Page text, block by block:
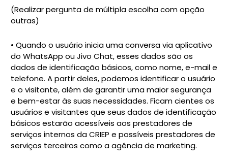
(Realizar pergunta de múltipla escolha com opção
outras)
• Quando o usuário inicia uma conversa via aplicativo
do WhatsApp ou Jivo Chat, esses dados são os
dados de identificação básicos, como nome, e-mail e
telefone. A partir deles, podemos identificar o usuário
e o visitante, além de garantir uma maior segurança
e bem-estar às suas necessidades. Ficam cientes os
usuários e visitantes que seus dados de identificação
básicos estarão acessíveis aos prestadores de
serviços internos da CRIEP e possíveis prestadores de
serviços terceiros como a agência de marketing.